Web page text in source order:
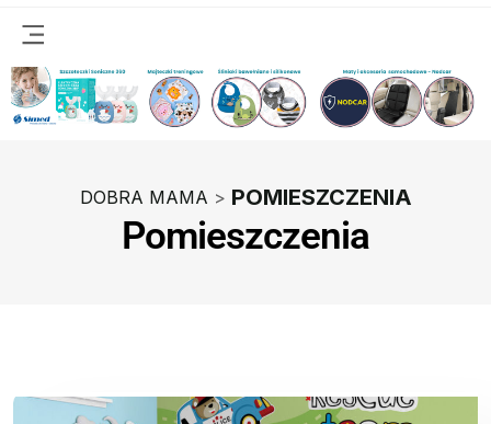
DOBRA MAMA > POMIESZCZENIA
Pomieszczenia